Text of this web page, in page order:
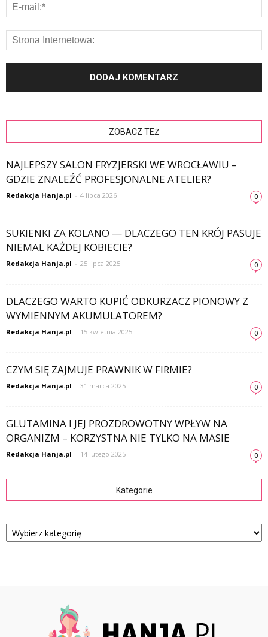
ZOBACZ TEŻ
NAJLEPSZY SALON FRYZJERSKI WE WROCŁAWIU –
GDZIE ZNALEŹĆ PROFESJONALNE ATELIER?
Redakcja Hanja.pl - 4 lipca 2026 0
SUKIENKI ZA KOLANO — DLACZEGO TEN KRÓJ PASUJE
NIEMAL KAŻDEJ KOBIECIE?
Redakcja Hanja.pl - 25 lipca 2025 0
DLACZEGO WARTO KUPIĆ ODKURZACZ PIONOWY Z
WYMIENNYM AKUMULATOREM?
Redakcja Hanja.pl - 15 kwietnia 2025 0
CZYM SIĘ ZAJMUJE PRAWNIK W FIRMIE?
Redakcja Hanja.pl - 31 marca 2025 0
GLUTAMINA I JEJ PROZDROWOTNY WPŁYW NA
ORGANIZM – KORZYSTNA NIE TYLKO NA MASIE
Redakcja Hanja.pl - 14 lutego 2025 0
Kategorie
Kategorie